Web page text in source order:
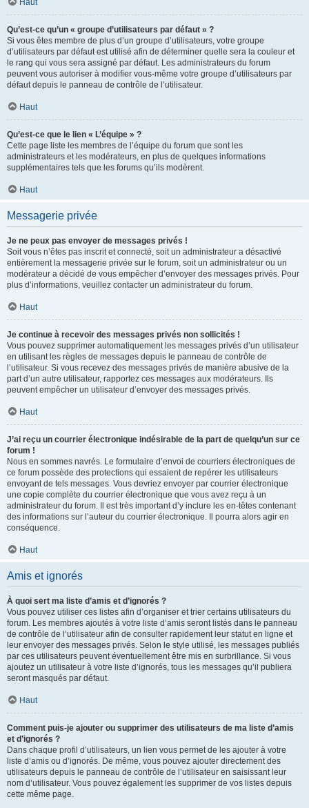
Haut
Qu’est-ce qu’un « groupe d’utilisateurs par défaut » ?
Si vous êtes membre de plus d’un groupe d’utilisateurs, votre groupe
d’utilisateurs par défaut est utilisé afin de déterminer quelle sera la couleur et
le rang qui vous sera assigné par défaut. Les administrateurs du forum
peuvent vous autoriser à modifier vous-même votre groupe d’utilisateurs par
défaut depuis le panneau de contrôle de l’utilisateur.
Haut
Qu’est-ce que le lien « L’équipe » ?
Cette page liste les membres de l’équipe du forum que sont les
administrateurs et les modérateurs, en plus de quelques informations
supplémentaires tels que les forums qu’ils modèrent.
Haut
Messagerie privée
Je ne peux pas envoyer de messages privés !
Soit vous n’êtes pas inscrit et connecté, soit un administrateur a désactivé
entièrement la messagerie privée sur le forum, soit un administrateur ou un
modérateur a décidé de vous empêcher d’envoyer des messages privés. Pour
plus d’informations, veuillez contacter un administrateur du forum.
Haut
Je continue à recevoir des messages privés non sollicités !
Vous pouvez supprimer automatiquement les messages privés d’un utilisateur
en utilisant les règles de messages depuis le panneau de contrôle de
l’utilisateur. Si vous recevez des messages privés de manière abusive de la
part d’un autre utilisateur, rapportez ces messages aux modérateurs. Ils
peuvent empêcher un utilisateur d’envoyer des messages privés.
Haut
J’ai reçu un courrier électronique indésirable de la part de quelqu’un sur ce
forum !
Nous en sommes navrés. Le formulaire d’envoi de courriers électroniques de
ce forum possède des protections qui essaient de repérer les utilisateurs
envoyant de tels messages. Vous devriez envoyer par courrier électronique
une copie complète du courrier électronique que vous avez reçu à un
administrateur du forum. Il est très important d’y inclure les en-têtes contenant
des informations sur l’auteur du courrier électronique. Il pourra alors agir en
conséquence.
Haut
Amis et ignorés
À quoi sert ma liste d’amis et d’ignorés ?
Vous pouvez utiliser ces listes afin d’organiser et trier certains utilisateurs du
forum. Les membres ajoutés à votre liste d’amis seront listés dans le panneau
de contrôle de l’utilisateur afin de consulter rapidement leur statut en ligne et
leur envoyer des messages privés. Selon le style utilisé, les messages publiés
par ces utilisateurs peuvent éventuellement être mis en surbrillance. Si vous
ajoutez un utilisateur à votre liste d’ignorés, tous les messages qu’il publiera
seront masqués par défaut.
Haut
Comment puis-je ajouter ou supprimer des utilisateurs de ma liste d’amis
et d’ignorés ?
Dans chaque profil d’utilisateurs, un lien vous permet de les ajouter à votre
liste d’amis ou d’ignorés. De même, vous pouvez ajouter directement des
utilisateurs depuis le panneau de contrôle de l’utilisateur en saisissant leur
nom d’utilisateur. Vous pouvez également les supprimer de vos listes depuis
cette même page.